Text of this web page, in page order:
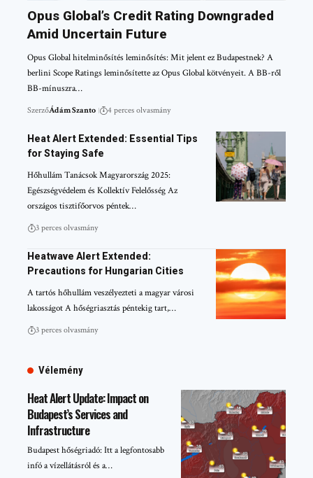
Opus Global’s Credit Rating Downgraded
Amid Uncertain Future
Opus Global hitelminősítés leminősítés: Mit jelent ez Budapestnek? A
berlini Scope Ratings leminősítette az Opus Global kötvényeit. A BB-ről
BB-mínuszra…
SzerzőÁdám Szanto 4 perces olvasmány
Heat Alert Extended: Essential Tips
for Staying Safe
Hőhullám Tanácsok Magyarország 2025:
Egészségvédelem és Kollektív Felelősség Az
országos tisztifőorvos péntek…
3 perces olvasmány
Heatwave Alert Extended:
Precautions for Hungarian Cities
A tartós hőhullám veszélyezteti a magyar városi
lakosságot A hőségriasztás péntekig tart,…
3 perces olvasmány
Vélemény
Heat Alert Update: Impact on
Budapest’s Services and
Infrastructure
Budapest hőségriadó: Itt a legfontosabb
infó a vízellátásról és a…